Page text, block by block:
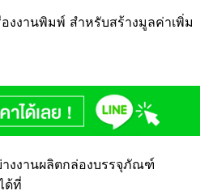
งงานพิมพ์ สำหรับสร้างมูลค่าเพิ่ม
งงานผลิตกล่องบรรจุภัณฑ์
ด้ที่